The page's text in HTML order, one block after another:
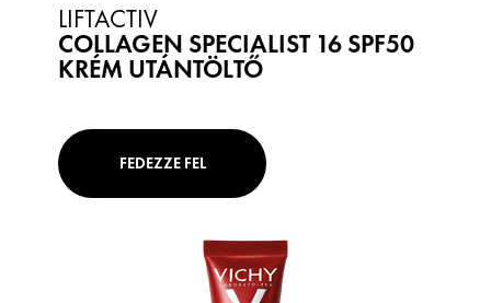
LIFTACTIV
COLLAGEN SPECIALIST 16 SPF50
KRÉM UTÁNTÖLTŐ
FEDEZZE FEL